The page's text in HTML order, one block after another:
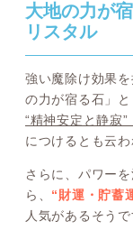
大地の力が
リスタル
強い魔除け効果を
の力が宿る石」
“精神安定と静寂
につけるとも云わ
さらに、パワー
ら、 “財運・貯蓄
人気があるそうで